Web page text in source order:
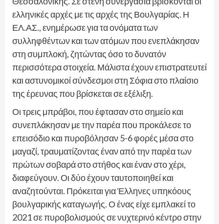
ελληνικές αρχές με τις αρχές της Βουλγαρίας. Η
ΕΛ.ΑΣ., ενημέρωσε για τα ονόματα των
συλληφθέντων και των ατόμων που ενεπλάκησαν
στη συμπλοκή, ζητώντας όσο το δυνατόν
περισσότερα στοιχεία. Μάλιστα έχουν επιστρατευτεί
και αστυνομικοί σύνδεσμοι στη Σόφια στο πλαίσιο
της έρευνας που βρίσκεται σε εξέλιξη.
Οι τρεις μπράβοι, που έφτασαν στο σημείο και
συνεπλάκησαν με την παρέα που προκάλεσε το
επεισόδιο και πυροβόλησαν 5-6 φορές μέσα στο
μαγαζί, τραυματίζοντας έναν από την παρέα των
πρώτων σοβαρά στο στήθος και έναν στο χέρι,
διαφεύγουν. Οι δύο έχουν ταυτοποιηθεί και
αναζητούνται. Πρόκειται για Έλληνες υπηκόους
βουλγαρικής καταγωγής. Ο ένας είχε εμπλακεί το
2021 σε πυροβολισμούς σε νυχτερινό κέντρο στην